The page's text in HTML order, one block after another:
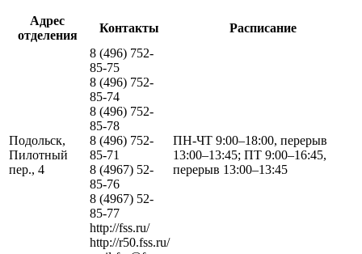
Адрес
отделения
Контакты Расписание
Подольск,
Пилотный
пер., 4
8 (496) 752-
85-75
8 (496) 752-
85-74
8 (496) 752-
85-78
8 (496) 752-
85-71
8 (4967) 52-
85-76
8 (4967) 52-
85-77
http://fss.ru/
http://r50.fss.ru/
ПН-ЧТ 9:00–18:00, перерыв
13:00–13:45; ПТ 9:00–16:45,
перерыв 13:00–13:45